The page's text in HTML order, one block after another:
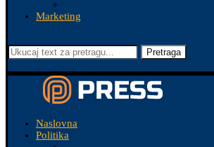
Marketing
Pretraga
Naslovna
Politika